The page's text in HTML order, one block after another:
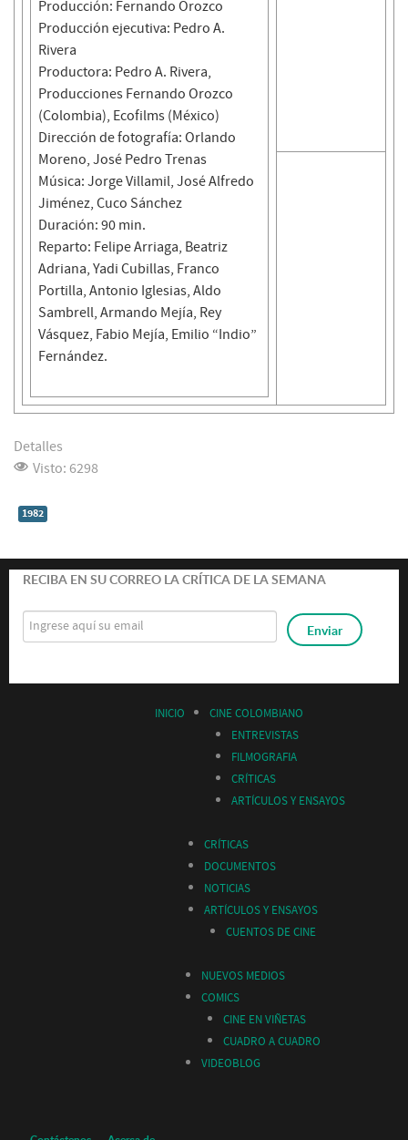
Producción: Fernando Orozco
Producción ejecutiva: Pedro A.
Rivera
Productora: Pedro A. Rivera,
Producciones Fernando Orozco
(Colombia), Ecofilms (México)
Dirección de fotografía: Orlando
Moreno, José Pedro Trenas
Música: Jorge Villamil, José Alfredo
Jiménez, Cuco Sánchez
Duración: 90 min.
Reparto: Felipe Arriaga, Beatriz
Adriana, Yadi Cubillas, Franco
Portilla, Antonio Iglesias, Aldo
Sambrell, Armando Mejía, Rey
Vásquez, Fabio Mejía, Emilio “Indio”
Fernández.
Detalles
Visto: 6298
1982
RECIBA EN SU CORREO LA CRÍTICA DE LA SEMANA
INICIO
CINE COLOMBIANO
ENTREVISTAS
FILMOGRAFIA
CRÍTICAS
ARTÍCULOS Y ENSAYOS
CRÍTICAS
DOCUMENTOS
NOTICIAS
ARTÍCULOS Y ENSAYOS
CUENTOS DE CINE
NUEVOS MEDIOS
COMICS
CINE EN VIÑETAS
CUADRO A CUADRO
VIDEOBLOG